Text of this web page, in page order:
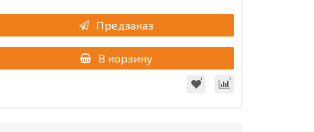
Предзаказ
В корзину